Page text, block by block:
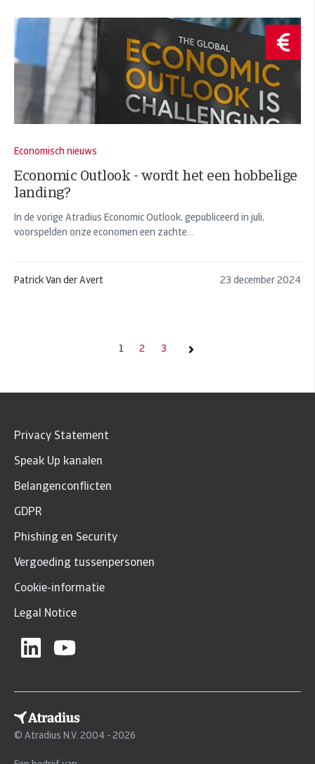
Economisch nieuws
Economic Outlook - wordt het een hobbelige
landing?
In de vorige Atradius Economic Outlook, gepubliceerd in juli,
voorspelden onze economen een zachte...
Patrick Van der Avert 23 december 2024
1 2 3
volgende
Privacy Statement
Speak Up kanalen
Belangenconflicten
GDPR
Phishing en Security
Vergoeding tussenpersonen
Cookie-informatie
Legal Notice
© Atradius N.V. 2004 - 2026